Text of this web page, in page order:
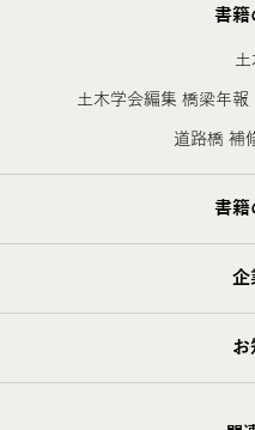
書籍
土木学会編集 橋梁年報
道路橋 補
書籍
企
お